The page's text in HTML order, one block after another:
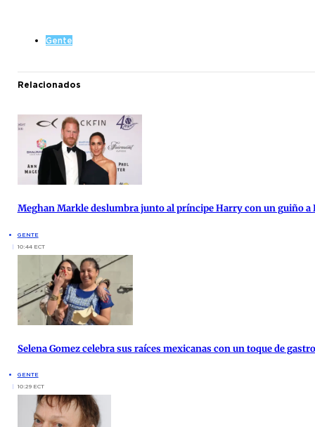
Gente
Relacionados
Meghan Markle deslumbra junto al príncipe Harry con un guiño a
GENTE
10:44 ECT
Selena Gomez celebra sus raíces mexicanas con un toque de
GENTE
10:29 ECT